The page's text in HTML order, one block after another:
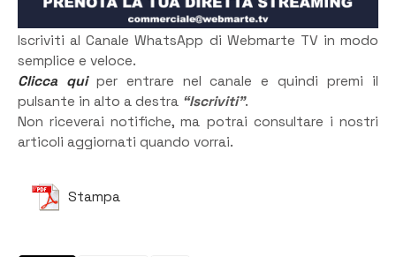
Iscriviti al Canale WhatsApp di Webmarte TV in modo
semplice e veloce.
Clicca quiper entrare nel canale e quindi premi il
pulsante in alto a destra “Iscriviti”.
Non riceverai notifiche, ma potrai consultare i nostri
articoli aggiornati quando vorrai.
Stampa